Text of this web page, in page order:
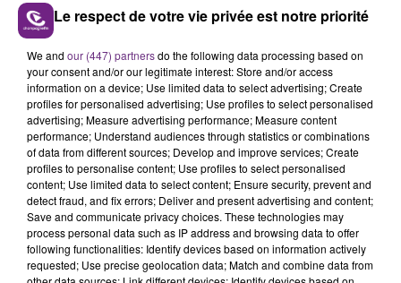
PROCHAINE JE VENDANGE EN...
La vendange en Champagne a débuté ce jeudi 6
août dans la commune de Montgueux (Aube). Du
jamais vu !
L'INSPECTION DU TRAVAIL RAPPELLE À
L'ORDRE SUR LES CONDITIONS DE...
Alors que les dates de début des vendange 2026
s'est avéré être plus précoce que prévu,
Le respect de votre vie privée est notre priorité
We and our (447) partnersdo the following data processing based on
your consent and/or our legitimate interest: Store and/or access
information on a device; Use limited data to select advertising; Create
profiles for personalised advertising; Use profiles to select personalised
advertising; Measure advertising performance; Measure content
performance; Understand audiences through statistics or combinations
of data from different sources; Develop and improve services; Create
profiles to personalise content; Use profiles to select personalised
content; Use limited data to select content; Ensure security, prevent and
detect fraud, and fix errors; Deliver and present advertising and content;
Save and communicate privacy choices. These technologies may
process personal data such as IP address and browsing data to offer
following functionalities: Identify devices based on information actively
requested; Use precise geolocation data; Match and combine data from